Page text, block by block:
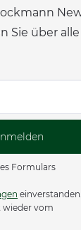
Sie über alle
Formulars
einverstanden.
wieder vom